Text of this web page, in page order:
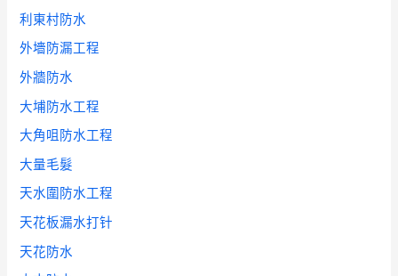
利東村防水
外墻防漏工程
外牆防水
大埔防水工程
大角咀防水工程
大量毛髮
天水圍防水工程
天花板漏水打针
天花防水